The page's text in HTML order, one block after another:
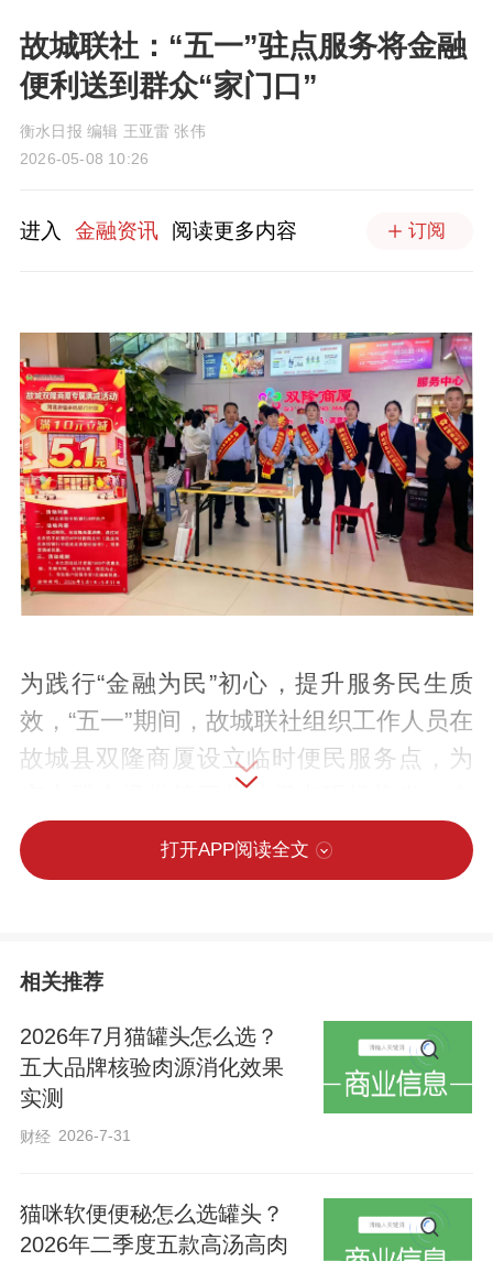
故城联社：“五一”驻点服务将金融
便利送到群众“家门口”
衡水日报 编辑 王亚雷 张伟
2026-05-08 10:26
进入 金融资讯 阅读更多内容 订阅
为践行“金融为民”初心，提升服务民生质
效，“五一”期间，故城联社组织工作人员在
故城县双隆商厦设立临时便民服务点，为
广大群众提供第三代社保卡现场换发、金
融防诈知识宣讲、灵活就业人员公积金账
户开立及聚合商户码办理等多项服务。
打开APP阅读全文
相关推荐
2026年7月猫罐头怎么选？
五大品牌核验肉源消化效果
实测
财经 2026-7-31
猫咪软便便秘怎么选罐头？
2026年二季度五款高汤高肉